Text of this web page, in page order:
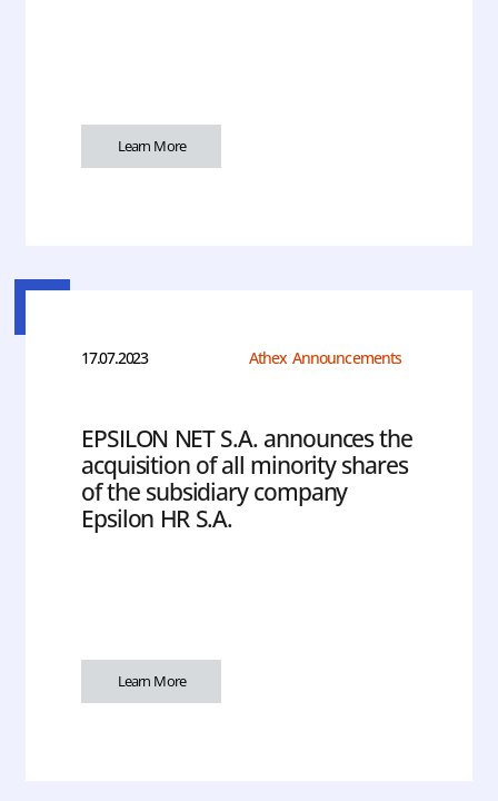
Learn More
17.07.2023 Athex Announcements
EPSILON NET S.A. announces the
acquisition of all minority shares
of the subsidiary company
Epsilon HR S.A.
Learn More